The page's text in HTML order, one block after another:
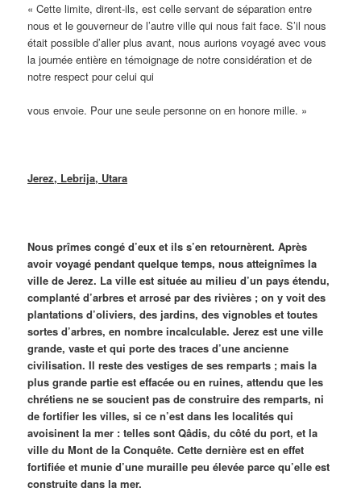
« Cette limite, dirent-ils, est celle servant de séparation entre
nous et le gouverneur de l’autre ville qui nous fait face. S’il nous
était possible d’aller plus avant, nous aurions voyagé avec vous
la journée entière en témoignage de notre considération et de
notre respect pour celui qui
vous envoie. Pour une seule personne on en honore mille. »
Jerez, Lebrija, Utara
Nous prîmes congé d’eux et ils s’en retournèrent. Après
avoir voyagé pendant quelque temps, nous atteignîmes la
ville de Jerez. La ville est située au milieu d’un pays étendu,
complanté d’arbres et arrosé par des rivières ; on y voit des
plantations d’oliviers, des jardins, des vignobles et toutes
sortes d’arbres, en nombre incalculable. Jerez est une ville
grande, vaste et qui porte des traces d’une ancienne
civilisation. Il reste des vestiges de ses remparts ; mais la
plus grande partie est effacée ou en ruines, attendu que les
chrétiens ne se soucient pas de construire des remparts, ni
de fortifier les villes, si ce n’est dans les localités qui
avoisinent la mer : telles sont Qâdis, du côté du port, et la
ville du Mont de la Conquête. Cette dernière est en effet
fortifiée et munie d’une muraille peu élevée parce qu’elle est
construite dans la mer.